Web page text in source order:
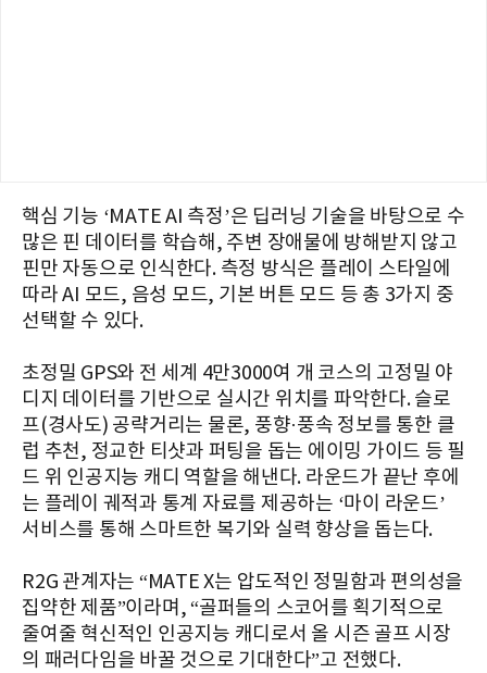
핵심 기능 ‘MATE AI 측정’은 딥러닝 기술을 바탕으로 수
많은 핀 데이터를 학습해, 주변 장애물에 방해받지 않고
핀만 자동으로 인식한다. 측정 방식은 플레이 스타일에
따라 AI 모드, 음성 모드, 기본 버튼 모드 등 총 3가지 중
선택할 수 있다.
초정밀 GPS와 전 세계 4만3000여 개 코스의 고정밀 야
디지 데이터를 기반으로 실시간 위치를 파악한다. 슬로
프(경사도) 공략거리는 물론, 풍향·풍속 정보를 통한 클
럽 추천, 정교한 티샷과 퍼팅을 돕는 에이밍 가이드 등 필
드 위 인공지능 캐디 역할을 해낸다. 라운드가 끝난 후에
는 플레이 궤적과 통계 자료를 제공하는 ‘마이 라운드’
서비스를 통해 스마트한 복기와 실력 향상을 돕는다.
R2G 관계자는 “MATE X는 압도적인 정밀함과 편의성을
집약한 제품”이라며, “골퍼들의 스코어를 획기적으로
줄여줄 혁신적인 인공지능 캐디로서 올 시즌 골프 시장
의 패러다임을 바꿀 것으로 기대한다”고 전했다.